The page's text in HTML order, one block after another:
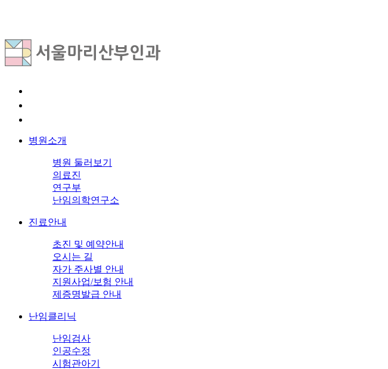
병원소개
병원 둘러보기
의료진
연구부
난임의학연구소
진료안내
초진 및 예약안내
오시는 길
자가 주사별 안내
지원사업/보험 안내
제증명발급 안내
난임클리닉
난임검사
인공수정
시험관아기